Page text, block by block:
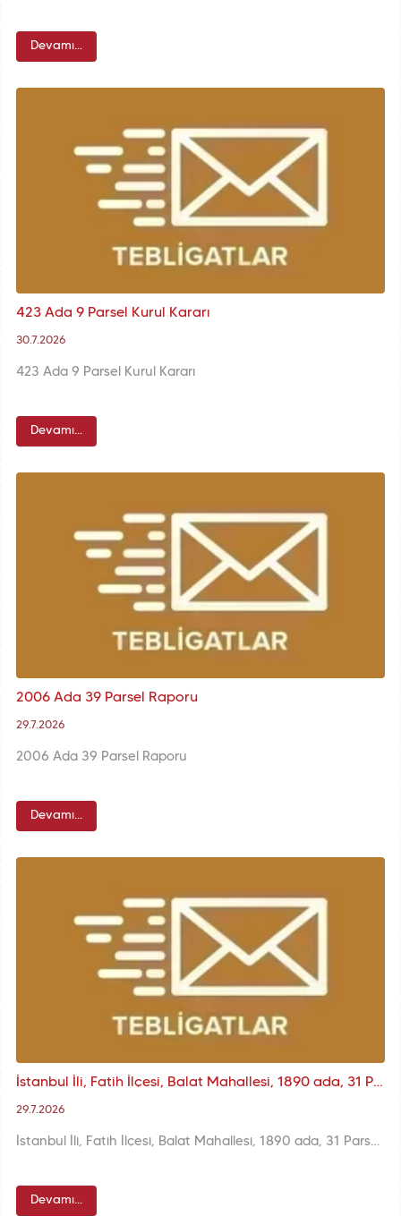
Devamı...
423 Ada 9 Parsel Kurul Kararı
30.7.2026
423 Ada 9 Parsel Kurul Kararı
Devamı...
2006 Ada 39 Parsel Raporu
29.7.2026
2006 Ada 39 Parsel Raporu
Devamı...
İstanbul İli, Fatih İlçesi, Balat Mahallesi, 1890 ada, 31 Parsel Kurul Kararı
29.7.2026
İstanbul İli, Fatih İlçesi, Balat Mahallesi, 1890 ada, 31 Parsel Kurul Kararı
Devamı...